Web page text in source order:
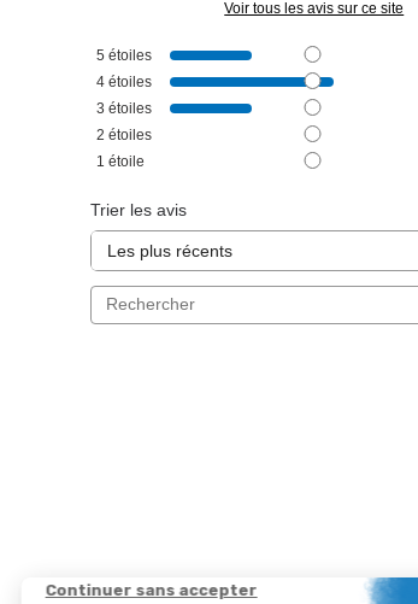
Voir tous les avis sur ce site
5 étoiles
4 étoiles
3 étoiles
2 étoiles
1 étoile
Trier les avis